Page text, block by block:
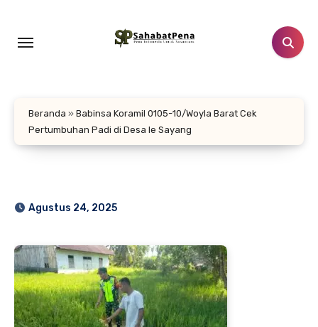
konten
Beranda » ‎Babinsa Koramil 0105-10/Woyla Barat Cek
Pertumbuhan Padi di Desa Ie Sayang
Agustus 24, 2025